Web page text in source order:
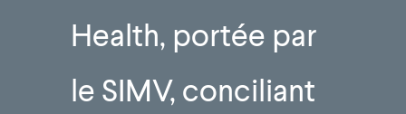
Health, portée par
le SIMV, conciliant